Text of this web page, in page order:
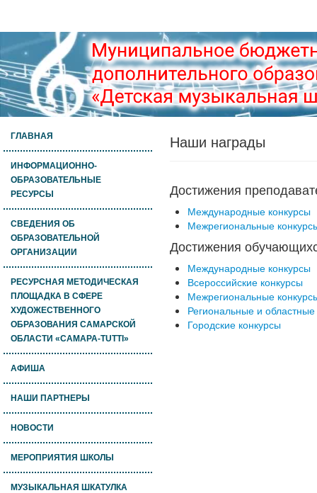
ГЛАВНАЯ
ИНФОРМАЦИОННО-
ОБРАЗОВАТЕЛЬНЫЕ
РЕСУРСЫ
СВЕДЕНИЯ ОБ
ОБРАЗОВАТЕЛЬНОЙ
ОРГАНИЗАЦИИ
РЕСУРСНАЯ МЕТОДИЧЕСКАЯ
ПЛОЩАДКА В СФЕРЕ
ХУДОЖЕСТВЕННОГО
ОБРАЗОВАНИЯ САМАРСКОЙ
ОБЛАСТИ «САМАРА-TUTTI»
АФИША
НАШИ ПАРТНЕРЫ
НОВОСТИ
МЕРОПРИЯТИЯ ШКОЛЫ
МУЗЫКАЛЬНАЯ ШКАТУЛКА
Наши награды
Достижения
Международные конкурсы
Межрегиональные
Достижения
Международные конкурсы
Всероссийские конкурсы
Межрегиональные
Региональные и
Городские конкурсы